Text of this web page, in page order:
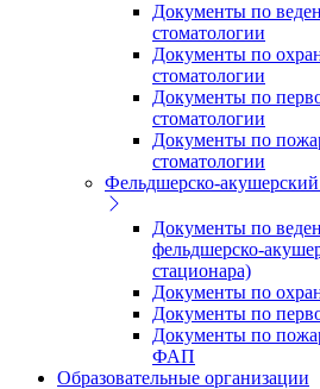
Документы по
стоматологии
Документы по
стоматологии
Документы по
стоматологии
Документы по
стоматологии
Фельдшерско-
Документы по
фельдшерско-
стационара)
Документы по
Документы по
Документы по
ФАП
Образовательные организации